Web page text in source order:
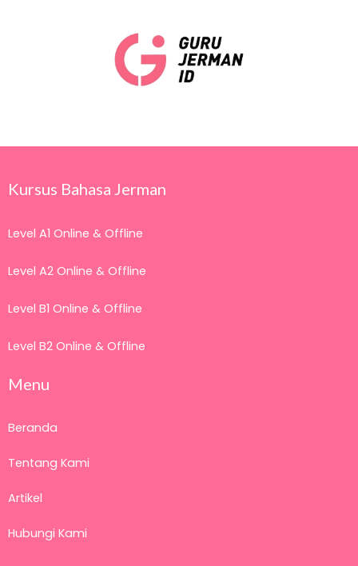
Kursus Bahasa Jerman
Level A1 Online & Offline
Level A2 Online & Offline
Level B1 Online & Offline
Level B2 Online & Offline
Menu
Beranda
Tentang Kami
Artikel
Hubungi Kami